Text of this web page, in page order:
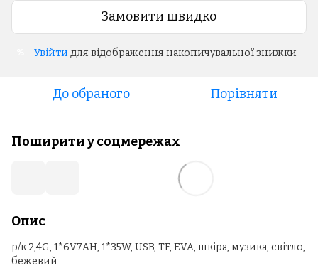
Замовити швидко
Увійти для відображення накопичувальної знижки
До обраного Порівняти
Поширити у соцмережах
Опис
р/к 2,4G, 1*6V7AH, 1*35W, USB, TF, EVA, шкіра, музика, світло,
бежевий